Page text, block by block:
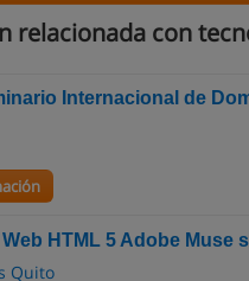
relacionada con
Internacional de
HTML 5 Adobe Muse
Quito